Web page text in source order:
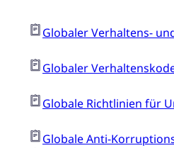
Globaler Verhaltens-
Globaler
Globale Richtlinien für
Globale Anti-